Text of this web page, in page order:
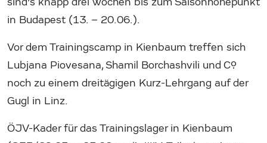
in Budapest (13. – 20.06.).
Vor dem Trainingscamp in Kienbaum treffen sich
Lubjana Piovesana, Shamil Borchashvili und Co.
noch zu einem dreitägigen Kurz-Lehrgang auf der
Gugl in Linz.
ÖJV-Kader für das Trainingslager in Kienbaum